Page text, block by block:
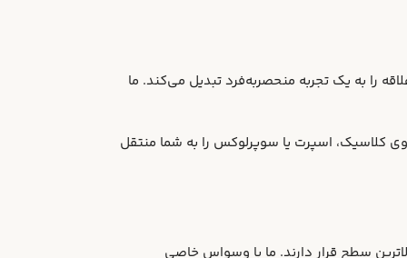
را به یک تجربه منحصربه‌فرد تبدیل می‌کند. ما
اسپرت یا سوپرلوکس را به شما منتقل
سطح قرار دارند. ما با وسواس خاصی